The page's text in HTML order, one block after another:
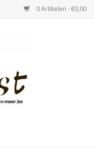
0 Artikelen - €0,00